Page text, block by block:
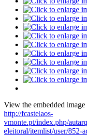
View the embedded
http://fcastelaos-
vmonte.pt/index.php/
eleitoral/itemlist/user/852-